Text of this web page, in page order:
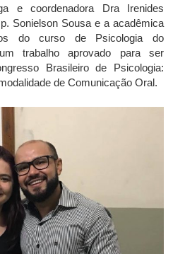
e coordenadora Dra Irenides
Sonielson Sousa e a acadêmica
do curso de Psicologia do
trabalho aprovado para ser
Brasileiro de Psicologia:
de Comunicação Oral.